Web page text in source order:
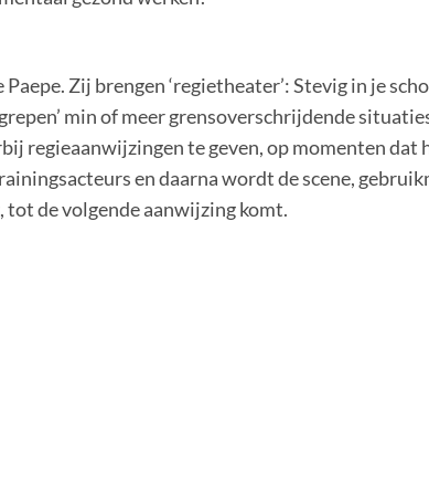
Zij brengen ‘regietheater’: Stevig in je
min of meer grensoverschrijdende
regieaanwijzingen te geven, op momenten dat
en daarna wordt de scene,
tot de volgende aanwijzing komt.